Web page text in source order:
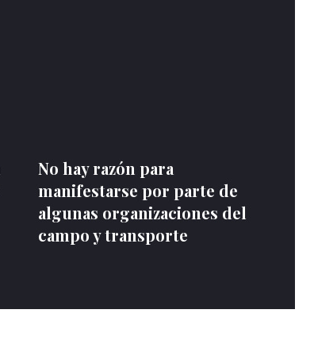
No hay razón para
manifestarse por parte de
algunas organizaciones del
campo y transporte